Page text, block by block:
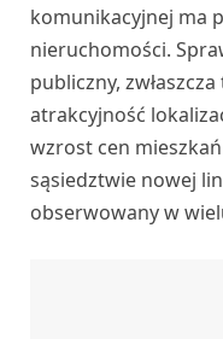
komunikacyjnej ma
nieruchomości.
publiczny,
atrakcyjność
wzrost cen
sąsiedztwie nowej
obserwowany w